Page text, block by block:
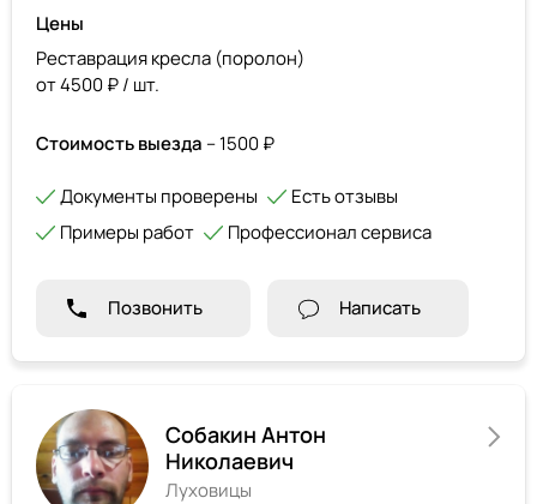
Цены
Реставрация кресла (поролон)
от 4500 ₽ / шт.
Стоимость выезда – 1500 ₽
Документы проверены
Есть отзывы
Примеры работ
Профессионал сервиса
Позвонить Написать
Собакин Антон
Николаевич
Луховицы